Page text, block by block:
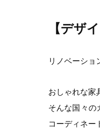
【デザ
リノベーシ
おしゃれな家
そんな国々の
コーディネー